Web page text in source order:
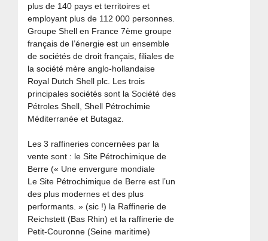
plus de 140 pays et territoires et
employant plus de 112 000 personnes.
Groupe Shell en France 7ème groupe
français de l’énergie est un ensemble
de sociétés de droit français, filiales de
la société mère anglo-hollandaise
Royal Dutch Shell plc. Les trois
principales sociétés sont la Société des
Pétroles Shell, Shell Pétrochimie
Méditerranée et Butagaz.
Les 3 raffineries concernées par la
vente sont : le Site Pétrochimique de
Berre (« Une envergure mondiale
Le Site Pétrochimique de Berre est l’un
des plus modernes et des plus
performants. » (sic !) la Raffinerie de
Reichstett (Bas Rhin) et la raffinerie de
Petit-Couronne (Seine maritime)